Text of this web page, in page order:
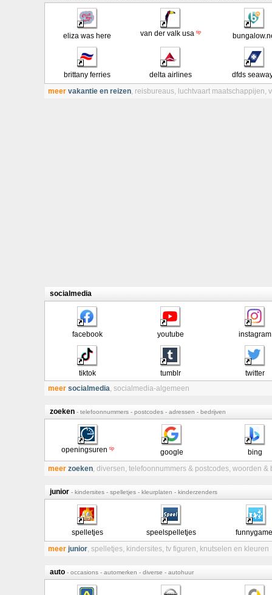
eliza was here van der valk usa tip
brittany ferries delta airlines
dfds
meer vakantie en reizen, reisbureaus, luchtvaart maatschappijen,
socialmedia
facebook youtube instagram
tiktok tumblr
twitter
meer socialmedia, socialmedia-algemeen
zoeken - telefoonnummers - postcodes - adressen - bedrijven
openingsuren tip google
bing
meer zoeken, diversen, telefoonnummers & postcodes, woorden &
junior - kindersites - spelletjes - kleurplaten - kinderzenders
spelletjes speelspelletjes
meer junior, spelletjes, kindersites, tv figuren, knutselen en kleuren
auto - occasions - automerken - diverse - autohuur